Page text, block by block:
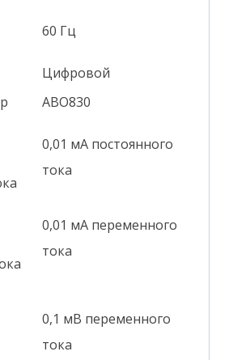
60 Гц
Цифровой
АВО830
0,01 мА постоянного
тока
0,01 мА переменного
тока
0,1 мВ переменного
тока